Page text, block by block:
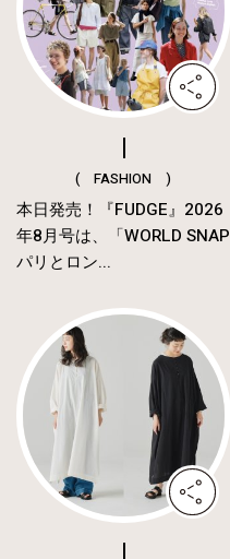
( FASHION )
本日発売！『FUDGE』2026
年8月号は、「WORLD SNAP
パリとロン...